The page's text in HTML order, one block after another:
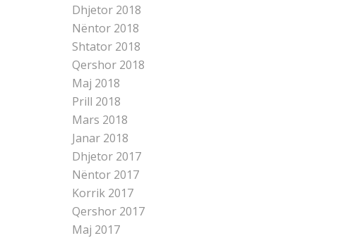
Dhjetor 2018
Nëntor 2018
Shtator 2018
Qershor 2018
Maj 2018
Prill 2018
Mars 2018
Janar 2018
Dhjetor 2017
Nëntor 2017
Korrik 2017
Qershor 2017
Maj 2017